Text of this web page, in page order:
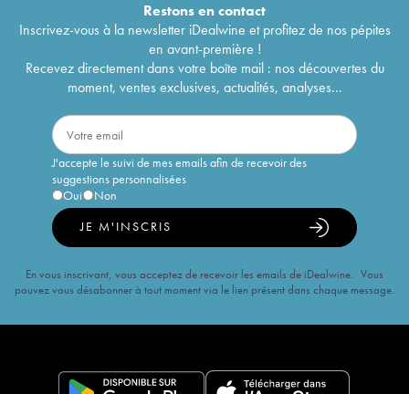
Restons encontact
Inscrivez-vous à la newsletter iDealwine et profitez de nos pépites
en avant-première !
Recevez directement dans votre boîte mail : nos découvertes du
moment, ventes exclusives, actualités, analyses...
J'accepte le suivi de mes emails afin de recevoir des
suggestions personnalisées
Oui
Non
JE M'INSCRIS
En vous inscrivant, vous acceptez de recevoir les emails de iDealwine. Vous
pouvez vous désabonner à tout moment via le lien présent dans chaque message.